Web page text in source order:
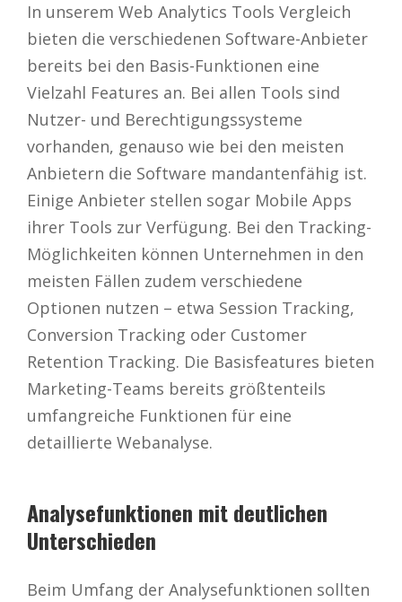
In unserem Web Analytics Tools Vergleich
bieten die verschiedenen Software-Anbieter
bereits bei den Basis-Funktionen eine
Vielzahl Features an. Bei allen Tools sind
Nutzer- und Berechtigungssysteme
vorhanden, genauso wie bei den meisten
Anbietern die Software mandantenfähig ist.
Einige Anbieter stellen sogar Mobile Apps
ihrer Tools zur Verfügung. Bei den Tracking-
Möglichkeiten können Unternehmen in den
meisten Fällen zudem verschiedene
Optionen nutzen – etwa Session Tracking,
Conversion Tracking oder Customer
Retention Tracking. Die Basisfeatures bieten
Marketing-Teams bereits größtenteils
umfangreiche Funktionen für eine
detaillierte Webanalyse.
Analysefunktionen mit deutlichen
Unterschieden
Beim Umfang der Analysefunktionen sollten